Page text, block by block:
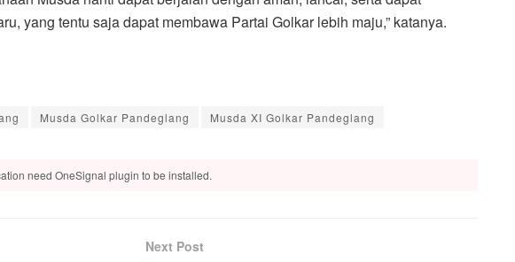
yang tentu saja dapat membawa Partai Golkar lebih maju,” katanya.
Musda Golkar Pandeglang Musda XI Golkar Pandeglang
need OneSignal plugin to be installed.
Next Post